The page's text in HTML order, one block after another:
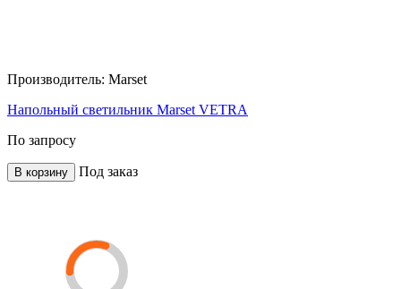
Производитель: Marset
Напольный светильник Marset VETRA
По запросу
В корзину Под заказ